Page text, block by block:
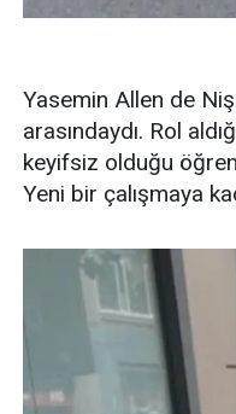
Yasemin Allen de
arasındaydı. Rol
keyifsiz olduğu
Yeni bir çalışmaya